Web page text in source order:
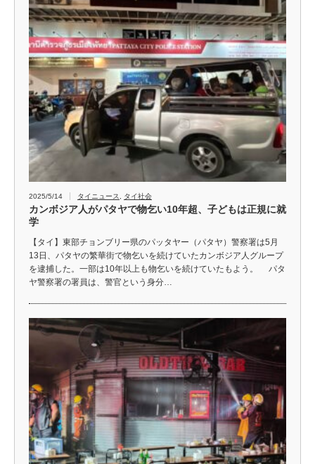
2025/5/14 タイニュース タイ社会
カンボジア人がパタヤで物乞い10年超、子どもは正規に就
学
【タイ】東部チョンブリー県のパッタヤー（パタヤ）警察署は5月
13日、パタヤの繁華街で物乞いを続けていたカンボジア人グループ
を逮捕した。一部は10年以上も物乞いを続けていたもよう。 パタ
ヤ警察署の署員は、警官という身分…